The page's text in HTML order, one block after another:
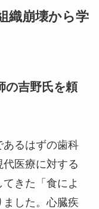
織崩壊から学
の吉野氏を頼
るはずの歯科
医療に対する
きた「食によ
した。心臓疾